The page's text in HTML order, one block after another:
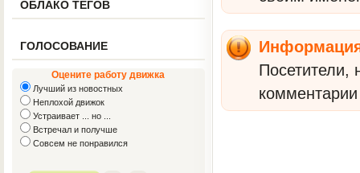
ОБЛАКО ТЕГОВ
ГОЛОСОВАНИЕ
Оцените работу движка
Лучший из новостных
Неплохой движок
Устраивает ... но ...
Встречал и получше
Совсем не понравился
Посетители,